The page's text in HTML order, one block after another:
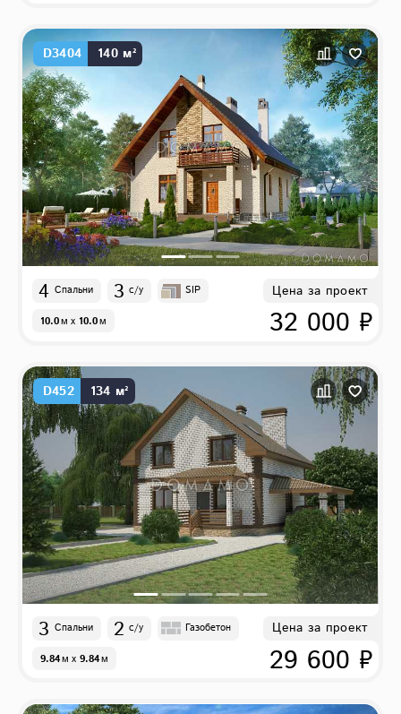
D3404 140 м²
4 Спальни 3 с/у SIP
10.0м x 10.0м
Цена за проект
32 000 ₽
D452 134 м²
3 Спальни 2 с/у Газобетон
9.84м x 9.84м
Цена за проект
29 600 ₽